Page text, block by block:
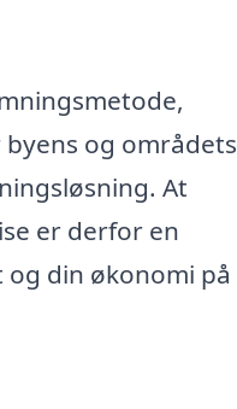
og områdets
At
er derfor en
din økonomi på